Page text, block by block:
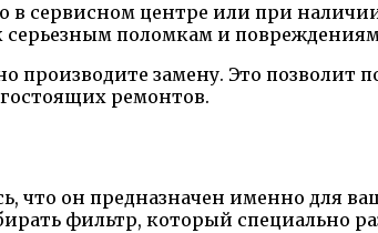
в сервисном центре или при
поломкам и
производите замену. Это позволит
ремонтов.
что он предназначен именно для
фильтр, который специально